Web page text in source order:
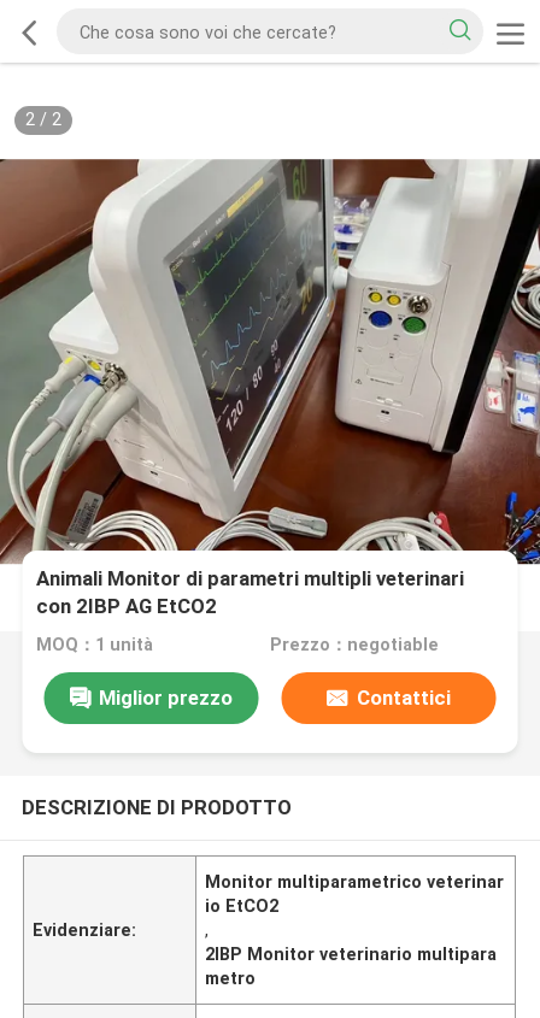
2/ 2
Animali Monitor di parametri multipli veterinari
con 2IBP AG EtCO2
MOQ：1 unità Prezzo：negotiable
Miglior prezzo Contattici
DESCRIZIONE DI PRODOTTO
Evidenziare:
Monitor multiparametrico veterinar
io EtCO2
,
2IBP Monitor veterinario multipara
metro